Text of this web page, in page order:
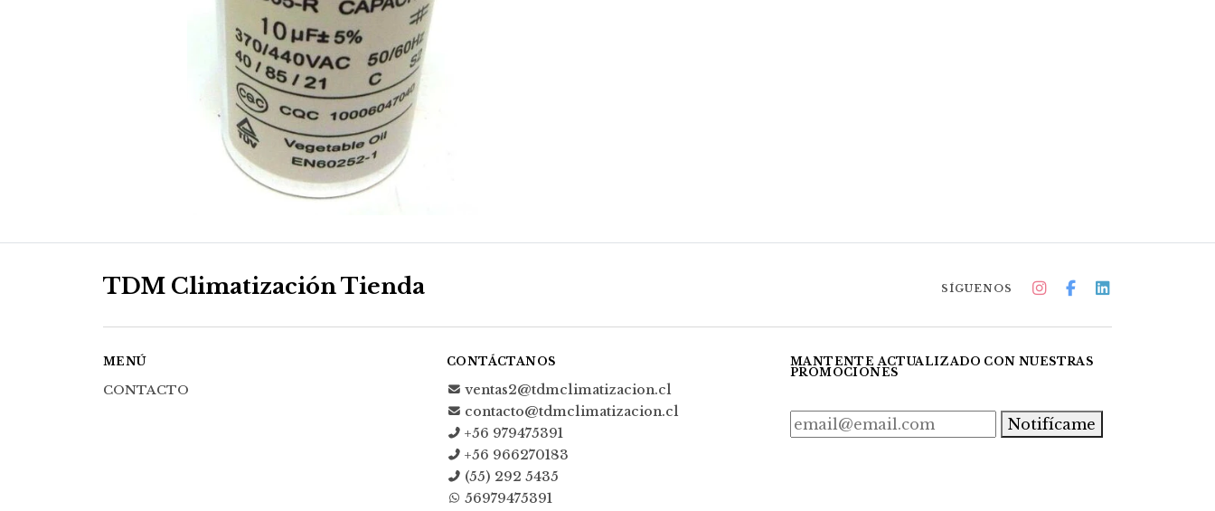
TDM Climatización Tienda SÍGUENOS
MENÚ
CONTACTO
CONTÁCTANOS
ventas2@tdmclimatizacion.cl
contacto@tdmclimatizacion.cl
+56 979475391
+56 966270183
(55) 292 5435
56979475391
MANTENTE ACTUALIZADO CON NUESTRAS
PROMOCIONES
Notifícame